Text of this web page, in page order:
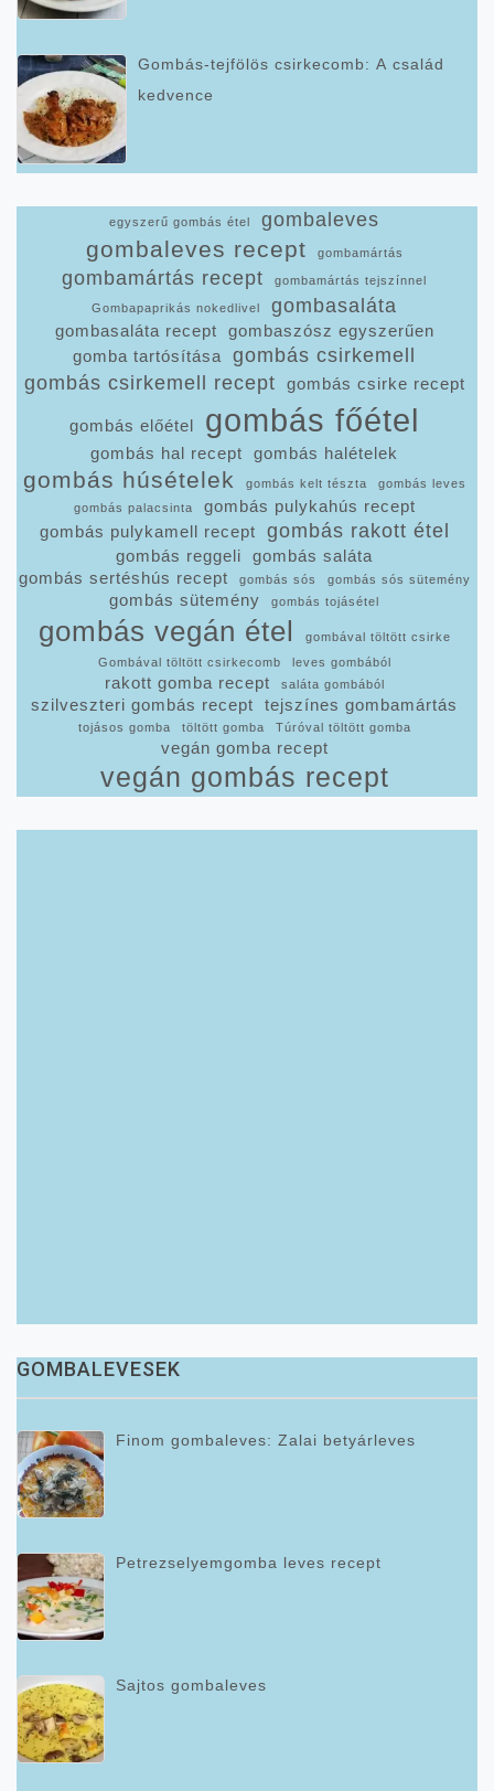
Gombás-tejfölös csirkecomb: A család
kedvence
egyszerű gombás étel gombaleves
gombaleves recept gombamártás
gombamártás recept gombamártás tejszínnel
Gombapaprikás nokedlivel gombasaláta
gombasaláta recept
gombaszósz egyszerűen
gomba tartósítása
gombás csirkemell
gombás csirkemell recept
gombás csirke recept
gombás előétel gombás főétel
gombás hal recept gombás halételek
gombás húsételek gombás kelt tészta
gombás leves
gombás palacsinta
gombás pulykahús recept
gombás pulykamell recept
gombás rakott étel
gombás reggeli
gombás saláta
gombás sertéshús recept
gombás sós gombás sós sütemény
gombás sütemény gombás tojásétel
gombás vegán étel
gombával töltött csirke
Gombával töltött csirkecomb
leves gombából
rakott gomba recept saláta gombából
szilveszteri gombás recept tejszínes gombamártás
tojásos gomba töltött gomba Túróval töltött gomba
vegán gomba recept
vegán gombás recept
GOMBALEVESEK
Finom gombaleves: Zalai betyárleves
Petrezselyemgomba leves recept
Sajtos gombaleves